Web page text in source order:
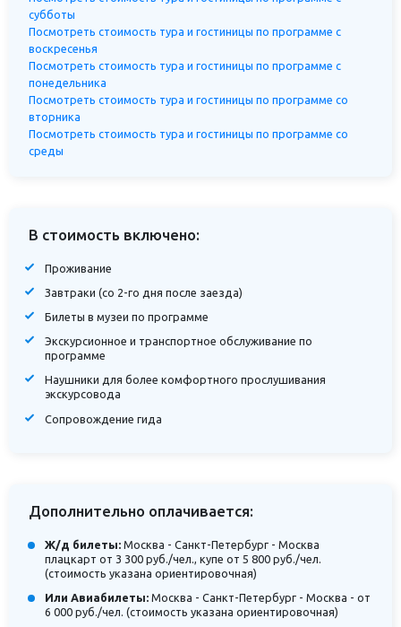
субботы
Посмотреть стоимость тура и гостиницы по программе с
воскресенья
Посмотреть стоимость тура и гостиницы по программе с
понедельника
Посмотреть стоимость тура и гостиницы по программе со
вторника
Посмотреть стоимость тура и гостиницы по программе со
среды
В стоимость включено:
Проживание
Завтраки (со 2-го дня после заезда)
Билеты в музеи по программе
Экскурсионное и транспортное обслуживание по
программе
Наушники для более комфортного прослушивания
экскурсовода
Сопровождение гида
Дополнительно оплачивается:
Ж/д билеты: Москва - Санкт-Петербург - Москва
плацкарт от 3 300 руб./чел., купе от 5 800 руб./чел.
(стоимость указана ориентировочная)
Или Авиабилеты:Москва - Санкт-Петербург - Москва - от
6 000 руб./чел. (стоимость указана ориентировочная)